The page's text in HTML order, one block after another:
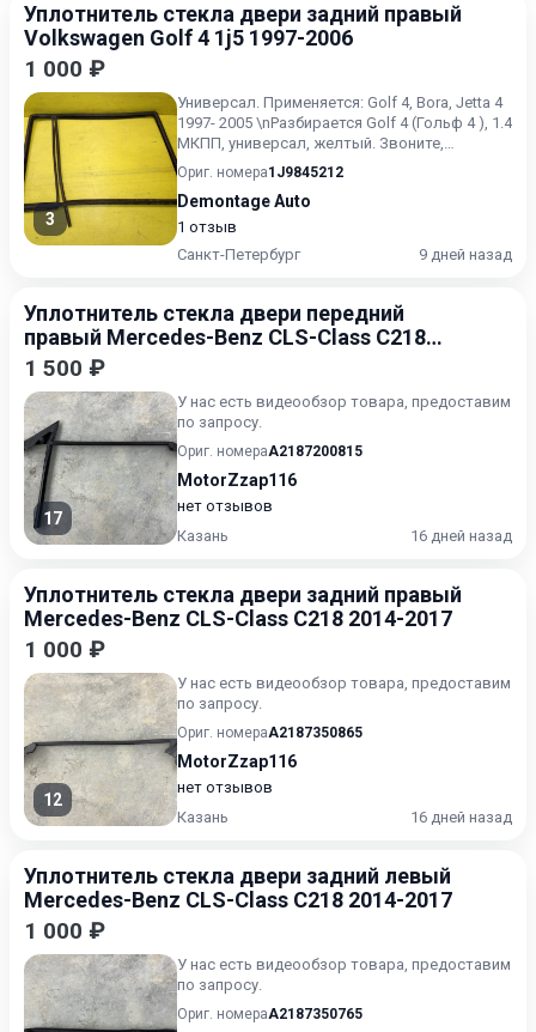
Уплотнитель стекла двери задний правый
Volkswagen Golf 4 1j5 1997-2006
1 000 ₽
3
Универсал. Применяется: Golf 4, Bora, Jetta 4
1997- 2005 \nРазбирается Golf 4 (Гольф 4 ), 1.4
МКПП, универсал, желтый. Звоните,
спрашивайте...
Ориг. номера1J9845212
Demontage Auto
1 отзыв
Санкт-Петербург
9 дней назад
Уплотнитель стекла двери передний
правый Mercedes-Benz CLS-Class C218
2014-2017
1 500 ₽
17
У нас есть видеообзор товара, предоставим
по запросу.
Ориг. номераA2187200815
MotorZzap116
нет отзывов
Казань
16 дней назад
Уплотнитель стекла двери задний правый
Mercedes-Benz CLS-Class C218 2014-2017
1 000 ₽
12
У нас есть видеообзор товара, предоставим
по запросу.
Ориг. номераA2187350865
MotorZzap116
нет отзывов
Казань
16 дней назад
Уплотнитель стекла двери задний левый
Mercedes-Benz CLS-Class C218 2014-2017
1 000 ₽
У нас есть видеообзор товара, предоставим
по запросу.
Ориг. номераA2187350765